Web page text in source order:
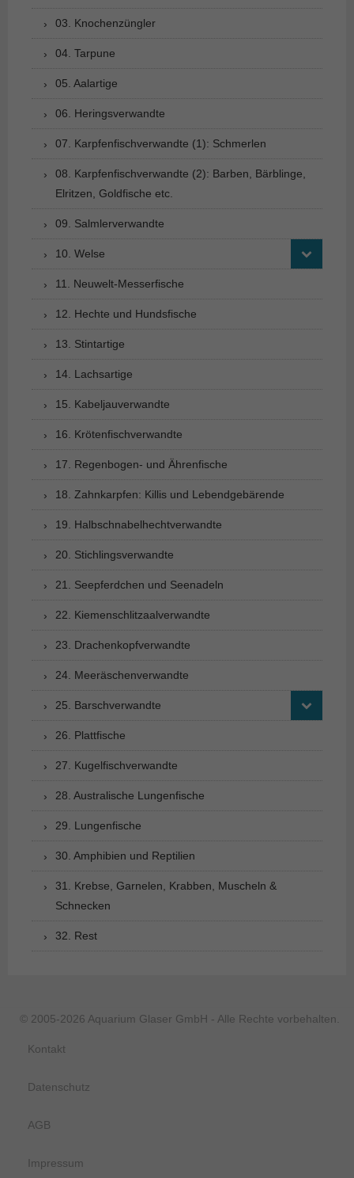
03. Knochenzüngler
04. Tarpune
05. Aalartige
06. Heringsverwandte
07. Karpfenfischverwandte (1): Schmerlen
08. Karpfenfischverwandte (2): Barben, Bärblinge,
Elritzen, Goldfische etc.
09. Salmlerverwandte
10. Welse
11. Neuwelt-Messerfische
12. Hechte und Hundsfische
13. Stintartige
14. Lachsartige
15. Kabeljauverwandte
16. Krötenfischverwandte
17. Regenbogen- und Ährenfische
18. Zahnkarpfen: Killis und Lebendgebärende
19. Halbschnabelhechtverwandte
20. Stichlingsverwandte
21. Seepferdchen und Seenadeln
22. Kiemenschlitzaalverwandte
23. Drachenkopfverwandte
24. Meeräschenverwandte
25. Barschverwandte
26. Plattfische
27. Kugelfischverwandte
28. Australische Lungenfische
29. Lungenfische
30. Amphibien und Reptilien
31. Krebse, Garnelen, Krabben, Muscheln &
Schnecken
32. Rest
© 2005-2026 Aquarium Glaser GmbH - Alle Rechte vorbehalten.
Kontakt
Datenschutz
AGB
Impressum